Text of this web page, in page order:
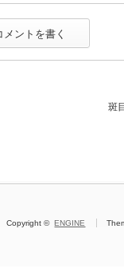
斑
Copyright ©ENGINE